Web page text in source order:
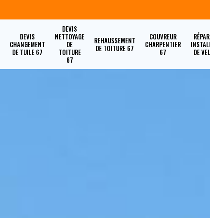
DEVIS
CHANGEMENT
DE TUILE 67
DEVIS
NETTOYAGE
DE
TOITURE
67
REHAUSSEMENT
DE TOITURE 67
COUVREUR
CHARPENTIER
67
DE